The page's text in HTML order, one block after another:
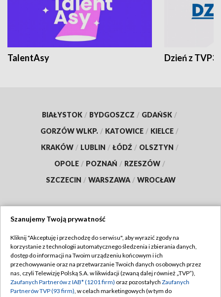
TalentAsy Dzień z TVP3
BIAŁYSTOK / BYDGOSZCZ / GDAŃSK /
GORZÓW WLKP. / KATOWICE / KIELCE /
KRAKÓW / LUBLIN / ŁÓDŹ / OLSZTYN /
OPOLE / POZNAŃ / RZESZÓW /
SZCZECIN / WARSZAWA / WROCŁAW
TVP
Abonament TVP
Emisja w TVP
Regulamin TVP
Polityka prywatności
Szanujemy Twoją prywatność
Kliknij "Akceptuję i przechodzę do serwisu", aby wyrazić zgody na
korzystanie z technologii automatycznego śledzenia i zbierania danych,
dostęp do informacji na Twoim urządzeniu końcowym i ich
przechowywanie oraz na przetwarzanie Twoich danych osobowych przez
nas, czyli Telewizję Polską S.A. w likwidacji (zwaną dalej również „TVP”),
Zaufanych Partnerów z IAB* (1201 firm) oraz pozostałych Zaufanych
Partnerów TVP (93 firm), w celach marketingowych (w tym do